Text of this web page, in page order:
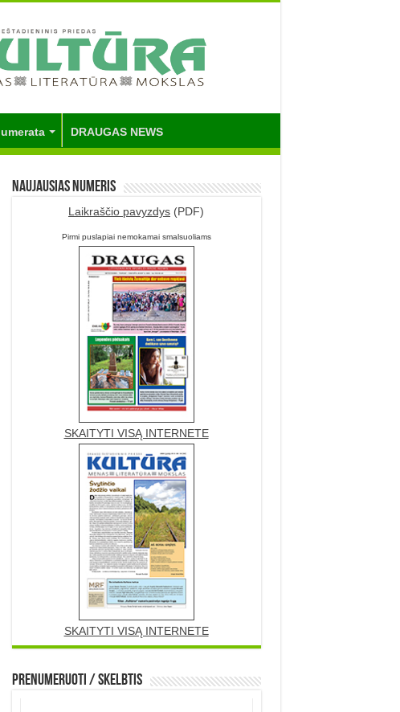
DRAUGAS NEWS
Naujausias numeris
Laikraščio pavyzdys (PDF)
Pirmi puslapiai nemokamai smalsuoliams
SKAITYTI VISĄ INTERNETE
SKAITYTI VISĄ INTERNETE
Prenumeruoti / Skelbtis